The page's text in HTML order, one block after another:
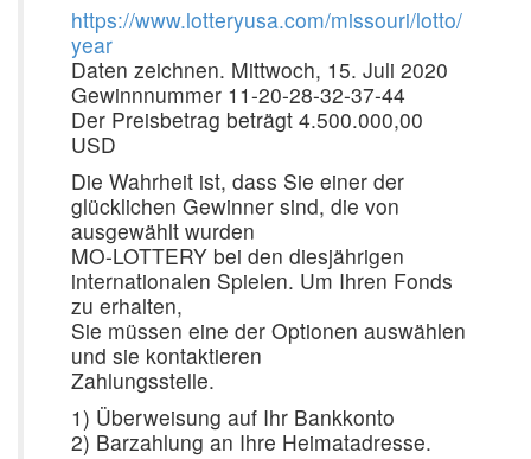
https://www.lotteryusa.com/missouri/lotto/
year
Daten zeichnen. Mittwoch, 15. Juli 2020
Gewinnnummer 11-20-28-32-37-44
Der Preisbetrag beträgt 4.500.000,00
USD
Die Wahrheit ist, dass Sie einer der
glücklichen Gewinner sind, die von
ausgewählt wurden
MO-LOTTERY bei den diesjährigen
internationalen Spielen. Um Ihren Fonds
zu erhalten,
Sie müssen eine der Optionen auswählen
und sie kontaktieren
Zahlungsstelle.
1) Überweisung auf Ihr Bankkonto
2) Barzahlung an Ihre Heimatadresse.